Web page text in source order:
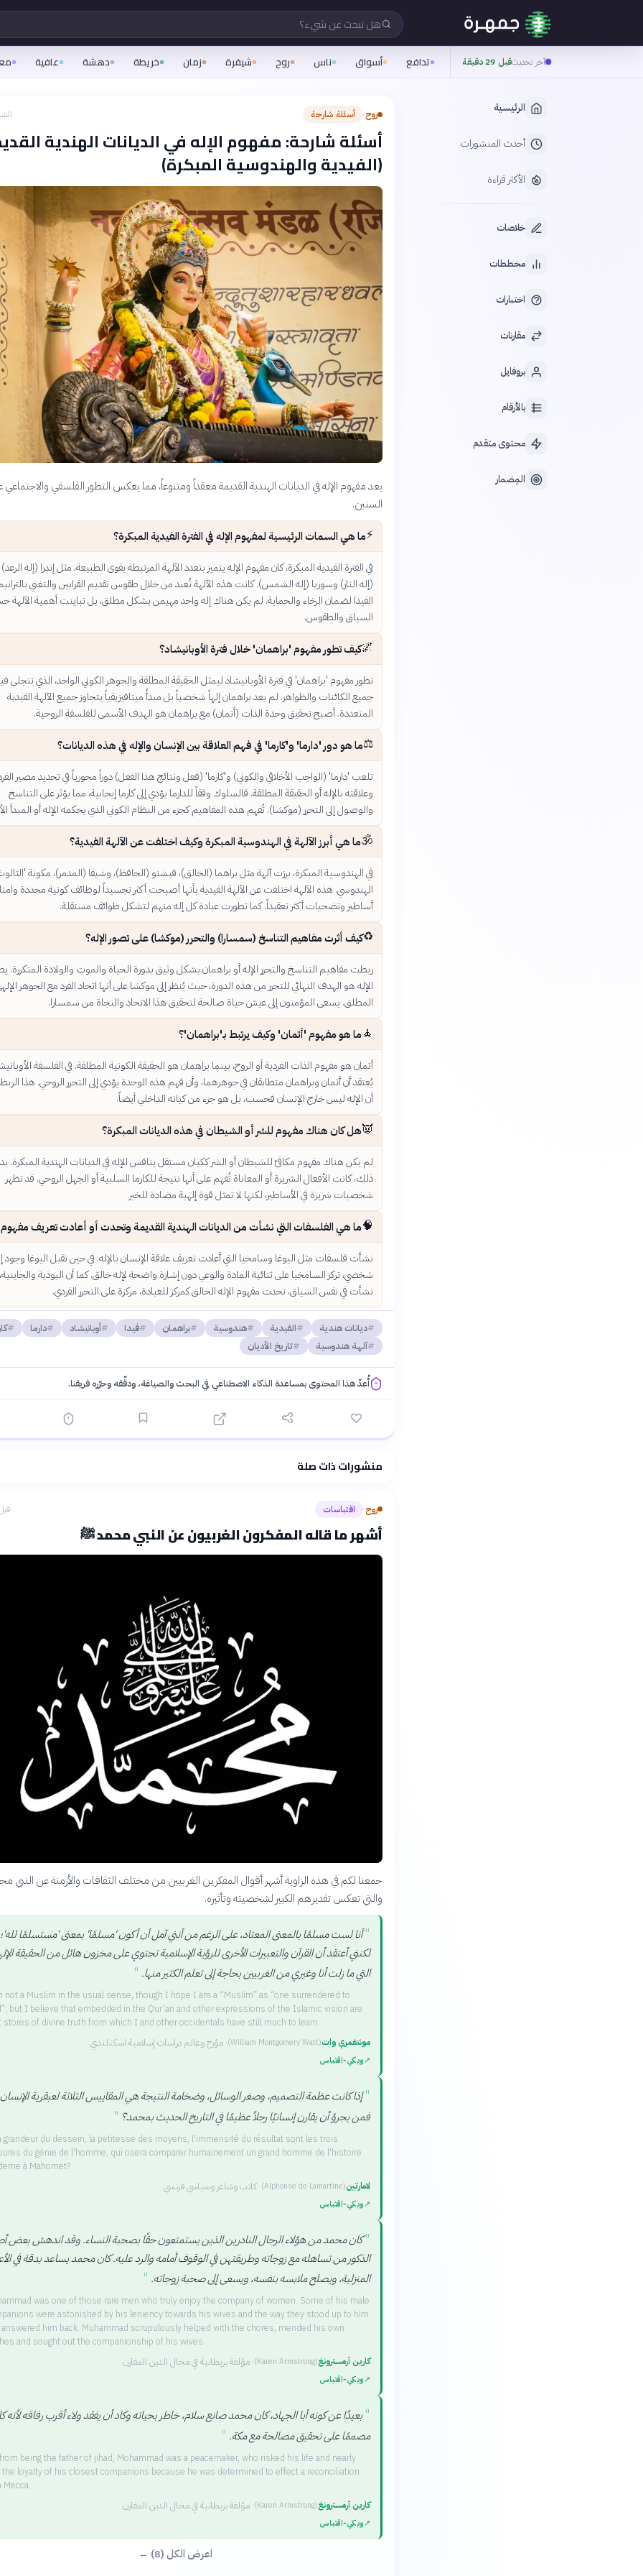
هل تبحث عن شيء؟
آخر تحديثقبل 29 دقيقة تدافع أسواق ناس روح شيفرة زمان خريطة دهشة عافية
الرئيسية
أحدث المنشورات
الأكثر قراءة
خلاصات
مخططات
اختبارات
مقارنات
بروفايل
بالأرقام
محتوى متقدم
المِضمار
روح› أسئلة شارحة
أسئلة شارحة: مفهوم الإله في الديانات الهندية
(الفيدية والهندوسية المبكرة)
يعد مفهوم الإله في الديانات الهندية القديمة معقداً ومتنوعاً، مما يعكس التطور الفلسفي والاجتماعي
السنين.
⚡️ما هي السمات الرئيسية لمفهوم الإله في الفترة الفيدية المبكرة؟
في الفترة الفيدية المبكرة، كان مفهوم الإله يتميز بتعدد الآلهة المرتبطة بقوى الطبيعة، مثل إندرا (إله
(إله النار) وسوريا (إله الشمس). كانت هذه الآلهة تُعبد من خلال طقوس تقديم القرابين والتغني
الفيدا لضمان الرخاء والحماية. لم يكن هناك إله واحد مهيمن بشكل مطلق، بل تباينت أهمية
السياق والطقوس.
🌌كيف تطور مفهوم 'براهمان' خلال فترة الأوبانيشاد؟
تطور مفهوم 'براهمان' في فترة الأوبانيشاد ليمثل الحقيقة المطلقة والجوهر الكوني الواحد، الذي تتجلى
جميع الكائنات والظواهر. لم يعد براهمان إلهاً شخصياً بل مبدأً ميتافيزيقياً يتجاوز جميع الآلهة الفيدية
المتعددة. أصبح تحقيق وحدة الذات (أتمان) مع براهمان هو الهدف الأسمى للفلسفة الروحية.
⚖️ما هو دور 'دارما' و'كارما' في فهم العلاقة بين الإنسان والإله في هذه الديانات؟
تلعب 'دارما' (الواجب الأخلاقي والكوني) و'كارما' (فعل ونتائج هذا الفعل) دوراً محورياً في تحديد مصير
وعلاقته بالإله أو الحقيقة المطلقة. فالسلوك وفقاً للدارما يؤدي إلى كارما إيجابية، مما يؤثر على التناسخ
والوصول إلى التحرر (موكشا). تُفهم هذه المفاهيم كجزء من النظام الكوني الذي يحكمه الإله أو المبدأ
🕉️ما هي أبرز الآلهة في الهندوسية المبكرة وكيف اختلفت عن الآلهة الفيدية؟
في الهندوسية المبكرة، برزت آلهة مثل براهما (الخالق)، فيشنو (الحافظ)، وشيفا (المدمر)، مكونة
الهندوسي. هذه الآلهة اختلفت عن الآلهة الفيدية بأنها أصبحت أكثر تجسيداً لوظائف كونية محددة
أساطير وتضحيات أكثر تعقيداً. كما تطورت عبادة كل إله منهم لتشكل طوائف مستقلة.
♻️كيف أثرت مفاهيم التناسخ (سمسارا) والتحرر (موكشا) على تصور الإله؟
ربطت مفاهيم التناسخ والتحرر الإله أو براهمان بشكل وثيق بدورة الحياة والموت والولادة المتكررة.
الإله هو الهدف النهائي للتحرر من هذه الدورة، حيث يُنظر إلى موكشا على أنها اتحاد الفرد مع الجوهر
المطلق. يسعى المؤمنون إلى عيش حياة صالحة لتحقيق هذا الاتحاد والنجاة من سمسارا.
🧘ما هو مفهوم 'أتمان' وكيف يرتبط بـ'براهمان'؟
أتمان هو مفهوم الذات الفردية أو الروح، بينما براهمان هو الحقيقة الكونية المطلقة. في الفلسفة
يُعتقد أن أتمان وبراهمان متطابقان في جوهرهما، وأن فهم هذه الوحدة يؤدي إلى التحرر الروحي. هذا
أن الإله ليس خارج الإنسان فحسب، بل هو جزء من كيانه الداخلي أيضاً.
👿هل كان هناك مفهوم للشر أو الشيطان في هذه الديانات المبكرة؟
لم يكن هناك مفهوم مكافئ للشيطان أو الشر ككيان مستقل ينافس الإله في الديانات الهندية المبكرة.
ذلك، كانت الأفعال الشريرة أو المعاناة تُفهم على أنها نتيجة للكارما السلبية أو الجهل الروحي. قد تظهر
شخصيات شريرة في الأساطير، لكنها لا تمثل قوة إلهية مضادة للخير.
🧠ما هي الفلسفات التي نشأت من الديانات الهندية القديمة وتحدت أو أعادت تعريف مفهوم
نشأت فلسفات مثل اليوغا وسامخيا التي أعادت تعريف علاقة الإنسان بالإله. في حين تقبل اليوغا وجود
شخصي، تركز السامخيا على ثنائية المادة والوعي دون إشارة واضحة لإله خالق. كما أن البوذية
نشأت في نفس السياق، تحدت مفهوم الإله الخالق كمركز للعبادة، مركزة على التحرر الفردي.
ديانات هندية الفيدية هندوسية براهمان فيدا أوبانيشاد دارما
آلهة هندوسية
تاريخ الأديان
أُعدّ هذا المحتوى بمساعدة الذكاء الاصطناعي في البحث والصياغة، ودقّقه وحرّره فريقنا.
منشورات ذات صلة
روح› اقتباسات قبل 21
أشهر ما قاله المفكرون الغربيون عن النبي محمد ﷺ
جمعنا لكم في هذه الزاوية أشهر أقوال المفكرين الغربيين من مختلف الثقافات والأزمنة عن النبي
والتي تعكس تقديرهم الكبير لشخصيته وتأثيره.
" أنا لست مسلمًا بالمعنى المعتاد، على الرغم من أنني آمل أن أكون 'مسلمًا' بمعنى 'مستسلمًا لله'؛
لكنني أعتقد أن القرآن والتعبيرات الأخرى للرؤية الإسلامية تحتوي على مخزون هائل من الحقيقة
التي ما زلت أنا وغيري من الغربيين بحاجة إلى تعلم الكثير منها. "
not a Muslim in the usual sense, though I hope I am a “Muslim” as “one surrendered to
but I believe that embedded in the Qur’an and other expressions of the Islamic vision are
stores of divine truth from which I and other occidentals have still much to learn.
مونتغمري وات
(William Montgomery Watt)
· مؤرخ وعالم دراسات إسلامية اسكتلندي
↗ويكي‑اقتباس
" إذا كانت عظمة التصميم، وصغر الوسائل، وضخامة النتيجة هي المقاييس الثلاثة لعبقرية
فمن يجرؤ أن يقارن إنسانيًا رجلاً عظيمًا في التاريخ الحديث بمحمد؟ "
grandeur du dessein, la petitesse des moyens, l'immensité du résultat sont les trois
du génie de l'homme, qui osera comparer humainement un grand homme de l'histoire
à Mahomet?
لامارتين
(Alphonse de Lamartine)
·كاتب وشاعر وسياسي فرنسي
↗ويكي‑اقتباس
"كان محمد من هؤلاء الرجال النادرين الذين يستمتعون حقًا بصحبة النساء. وقد اندهش بعض
الذكور من تساهله مع زوجاته وطريقتهن في الوقوف أمامه والرد عليه. كان محمد يساعد بدقة في
المنزلية، ويصلح ملابسه بنفسه، ويسعى إلى صحبة زوجاته. "
was one of those rare men who truly enjoy the company of women. Some of his male
were astonished by his leniency towards his wives and the way they stood up to him
him back. Muhammad scrupulously helped with the chores, mended his own
and sought out the companionship of his wives.
كارين آرمسترونغ
(Karen Armstrong)
· مؤلفة بريطانية في مجال الدين المقارن
↗ويكي‑اقتباس
" بعيدًا عن كونه أبا الجهاد، كان محمد صانع سلام، خاطر بحياته وكاد أن يفقد ولاء أقرب رفاقه لأنه
مصممًا على تحقيق مصالحة مع مكة. "
being the father of jihad, Mohammad was a peacemaker, who risked his life and nearly
loyalty of his closest companions because he was determined to effect a reconciliation
Mecca.
كارين آرمسترونغ
(Karen Armstrong)
· مؤلفة بريطانية في مجال الدين المقارن
↗ويكي‑اقتباس
اعرض الكل (8) ←